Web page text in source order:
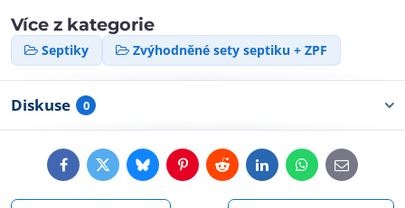
Více z kategorie
Septiky Zvýhodněné sety septiku + ZPF
Diskuse 0
FacebookTwitterBlueskyPinterestRedditLinkedInWhatsApp
E-
mail